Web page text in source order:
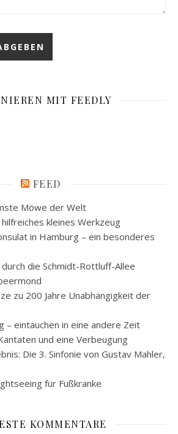
MIT FEEDLY
FEED
Möwe der Welt
kleines Werkzeug
in Hamburg – ein besonderes
die Schmidt-Rottluff-Allee
zu 200 Jahre Unabhängigkeit der
– eintauchen in eine andere Zeit
und eine Verbeugung
Die 3. Sinfonie von Gustav Mahler,
für Fußkranke
KOMMENTARE